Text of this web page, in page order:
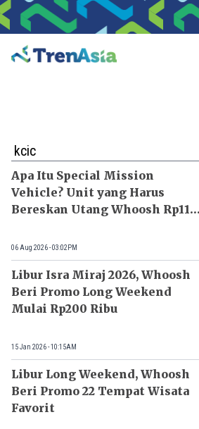
Home
Search
Apa Itu Special Mission
Vehicle? Unit yang Harus
Bereskan Utang Whoosh Rp116
06 Aug 2026 - 03:02PM
Libur Isra Miraj 2026, Whoosh
Beri Promo Long Weekend
Mulai Rp200 Ribu
15 Jan 2026 - 10:15AM
Libur Long Weekend, Whoosh
Beri Promo 22 Tempat Wisata
Favorit